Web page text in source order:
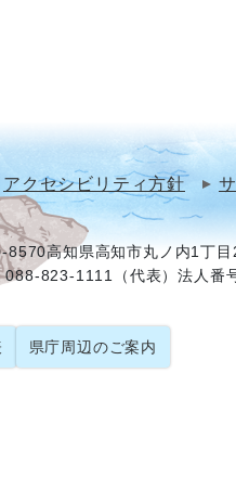
アクセシビリティ方針
8570高知県高知市丸ノ内1丁
088-823-1111（代表）法人番
県庁周辺のご案内